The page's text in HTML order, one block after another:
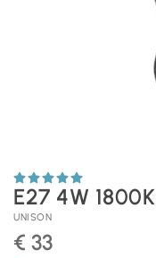
E27 4W
UNISON
€ 33